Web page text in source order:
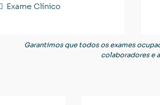
Exame Clínico
Garantimos que todos os exames
colaboradores e